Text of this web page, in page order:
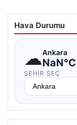
Hava Durumu
☁Ankara
NaN°C
ŞEHIR SEÇ